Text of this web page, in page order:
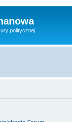
politycznej